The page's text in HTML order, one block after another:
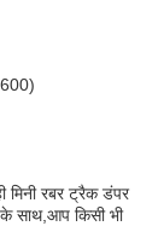
मिनी रबर ट्रैक डंपर
के साथ,आप किसी भी